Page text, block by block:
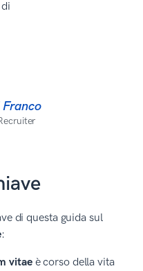
Franco
di questa guida sul
:
vitaeè corso della vita